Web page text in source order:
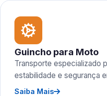
Guincho para Moto
Transporte especializado
estabilidade e segurança
Saiba Mais